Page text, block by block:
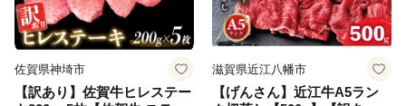
佐賀県神埼市
【訳あり】佐賀牛ヒレステー
滋賀県近江八幡市
【げんさん】近江牛A5ラン